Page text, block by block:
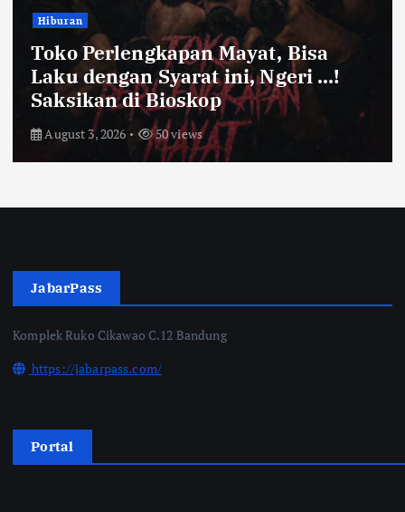
Bandung Raya
Farhan Pastikan Pasokan Pangan
Kota Bandung Aman Meski Harga
Ayam dan Timun Naik
July 31, 2026 55 views
JabarPass
Komplek Ruko Cikawao C.12 Bandung
https://jabarpass.com/
Portal